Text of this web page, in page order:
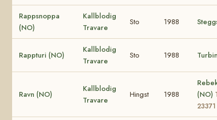
Rappsnoppa
(NO)
Kallblodig
Travare
Sto 1988
Rappturi (NO)
Kallblodig
Travare
Sto 1988
Ravn (NO)
Kallblodig
Travare
Hingst 1988
(NO)
23371